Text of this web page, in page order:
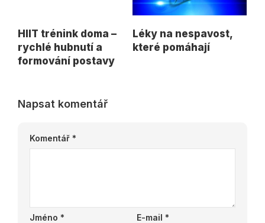
HIIT trénink doma –
rychlé hubnutí a
formování postavy
Léky na nespavost,
které pomáhají
Napsat komentář
Komentář *
Jméno * E-mail *